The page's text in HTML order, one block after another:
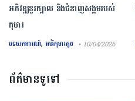
អភិវឌ្ឍខួរក្បាល និងជំនាញសង្គមរបស់
កុមារ
បទយកការណ៍, អប់រំកុមារតូច • 10/04/2026
ព័ត៌មានទូទៅ